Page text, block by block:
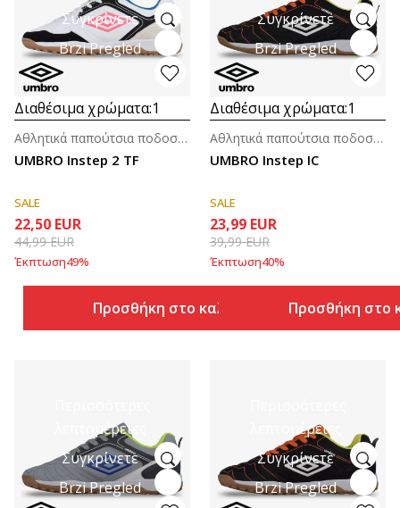
Συγκρίνετε
Brzi Pregled
Διαθέσιμα χρώματα:1
UMBRO Instep 2 TF
Αθλητικά παπούτσια ποδοσφαίρου για άνδρες
SALE
22,50 EUR
44,99EUR
Έκπτωση49%
Προσθήκη στο καλάθι
Συγκρίνετε
Brzi Pregled
Διαθέσιμα χρώματα:1
UMBRO Instep IC
Αθλητικά παπούτσια ποδοσφαίρου για άνδρες
SALE
23,99 EUR
39,99EUR
Έκπτωση40%
Προσθήκη στο
λεπτομέρειες
Συγκρίνετε
Brzi Pregled
λεπτομέρειες
Συγκρίνετε
Brzi Pregled